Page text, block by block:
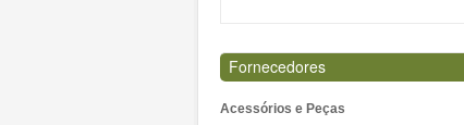
Fornecedores
Acessórios e Peças